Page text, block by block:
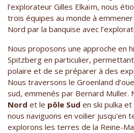
l’explorateur Gilles Elkaïm, nous
trois équipes au monde à
Nord par la banquise avec
Nous proposons une approche en
Spitzberg en particulier,
polaire et de se préparer à des
Nous traversons le Groenland
sud, emmenés par Bernard Muller.
Nord et le pôle Sud en ski pulka
nous naviguons en voilier jusqu'en
explorons les terres de la Reine-